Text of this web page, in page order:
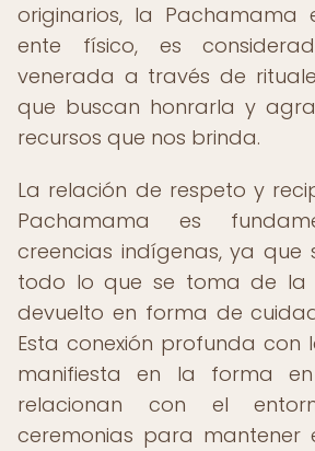
originarios, la Pachamama
ente físico, es
venerada a través de
que buscan honrarla y
recursos que nos brinda.
La relación de respeto y
Pachamama es
creencias indígenas, ya que
todo lo que se toma de la
devuelto en forma de
Esta conexión profunda con
manifiesta en la forma
relacionan con el
ceremonias para mantener